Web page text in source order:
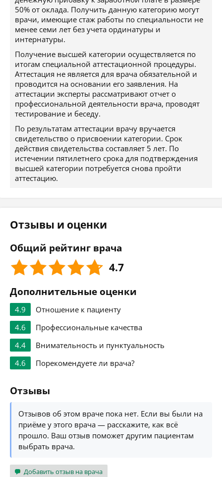
50% от оклада. Получить данную категорию могут
врачи, имеющие стаж работы по специальности не
менее семи лет без учета ординатуры и
интернатуры.
Получение высшей категории осуществляется по
итогам специальной аттестационной процедуры.
Аттестация не является для врача обязательной и
проводится на основании его заявления. На
аттестации эксперты рассматривают отчет о
профессиональной деятельности врача, проводят
тестирование и беседу.
По результатам аттестации врачу вручается
свидетельство о присвоении категории. Срок
действия свидетельства составляет 5 лет. По
истечении пятилетнего срока для подтверждения
высшей категории потребуется снова пройти
аттестацию.
Отзывы и оценки
Общий рейтинг врача
4.7
Дополнительные оценки
4.9
Отношение к пациенту
4.6
Профессиональные качества
4.4
Внимательность и пунктуальность
4.6
Порекомендуете ли врача?
Отзывы
Отзывов об этом враче пока нет. Если вы были на
приёме у этого врача — расскажите, как всё
прошло. Ваш отзыв поможет другим пациентам
выбрать врача.
Добавить отзыв на врача